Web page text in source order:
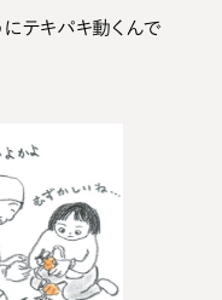
にテキパキ動くんで